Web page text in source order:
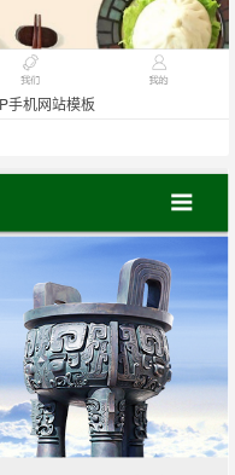
手机网站模板